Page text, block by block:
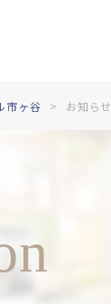
市ヶ谷 お知らせ